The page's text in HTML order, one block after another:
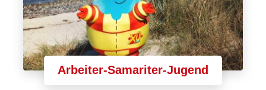
Arbeiter-Samariter-Jugend